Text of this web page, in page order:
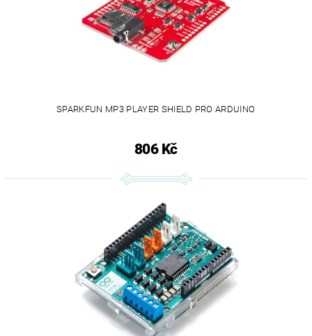
SPARKFUN MP3 PLAYER SHIELD PRO ARDUINO
806 Kč